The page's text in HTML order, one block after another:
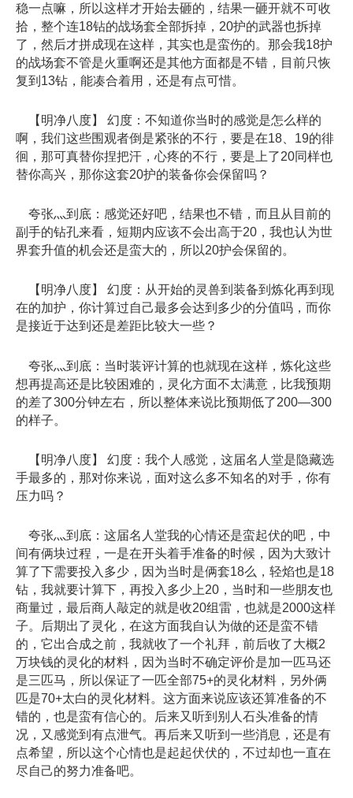
稳一点嘛，所以这样才开始去砸的，结果一砸开就不可收
拾，整个连18钻的战场套全部拆掉，20护的武器也拆掉
了，然后才拼成现在这样，其实也是蛮伤的。那会我18护
的战场套不管是火重啊还是其他方面都是不错，目前只恢
复到13钻，能凑合着用，还是有点可惜。
【明净八度】 幻度：不知道你当时的感觉是怎么样的
啊，我们这些围观者倒是紧张的不行，要是在18、19的徘
徊，那可真替你捏把汗，心疼的不行，要是上了20同样也
替你高兴，那你这套20护的装备你会保留吗？
夸张灬到底：感觉还好吧，结果也不错，而且从目前的
副手的钻孔来看，短期内应该不会出高于20，我也认为世
界套升值的机会还是蛮大的，所以20护会保留的。
【明净八度】 幻度：从开始的灵兽到装备到炼化再到现
在的加护，你计算过自己最多会达到多少的分值吗，而你
是接近于达到还是差距比较大一些？
夸张灬到底：当时装评计算的也就现在这样，炼化这些
想再提高还是比较困难的，灵化方面不太满意，比我预期
的差了300分钟左右，所以整体来说比预期低了200—300
的样子。
【明净八度】 幻度：我个人感觉，这届名人堂是隐藏选
手最多的，那对你来说，面对这么多不知名的对手，你有
压力吗？
夸张灬到底：这届名人堂我的心情还是蛮起伏的吧，中
间有俩块过程，一是在开头着手准备的时候，因为大致计
算了下需要投入多少，因为当时是俩套18么，轻焰也是18
钻，我就要计算下，再投入多少上20，当时和一些朋友也
商量过，最后商人敲定的就是收20组雷，也就是2000这样
子。后期出了灵化，在这方面我自认为做的还是蛮不错
的，它出合成之前，我就收了一个礼拜，前后收了大概2
万块钱的灵化的材料，因为当时不确定评价是加一匹马还
是三匹马，所以保证了一匹全部75+的灵化材料，另外俩
匹是70+太白的灵化材料。这方面来说应该还算准备的不
错的，也是蛮有信心的。后来又听到别人石头准备的情
况，又感觉到有点泄气。再后来又听到一些消息，还是有
点希望，所以这个心情也是起起伏伏的，不过却也一直在
尽自己的努力准备吧。